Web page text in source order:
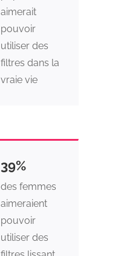
aimerait
pouvoir
utiliser des
filtres dans la
vraie vie
39%
des femmes
aimeraient
pouvoir
utiliser des